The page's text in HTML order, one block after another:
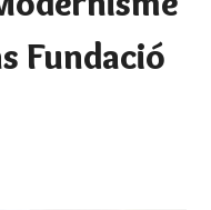
Fundació